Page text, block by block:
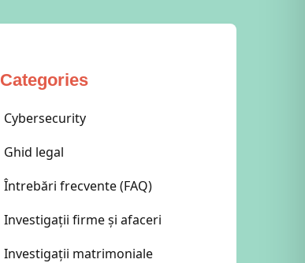
Categories
Cybersecurity
Ghid legal
Întrebări frecvente (FAQ)
Investigații firme și afaceri
Investigații matrimoniale